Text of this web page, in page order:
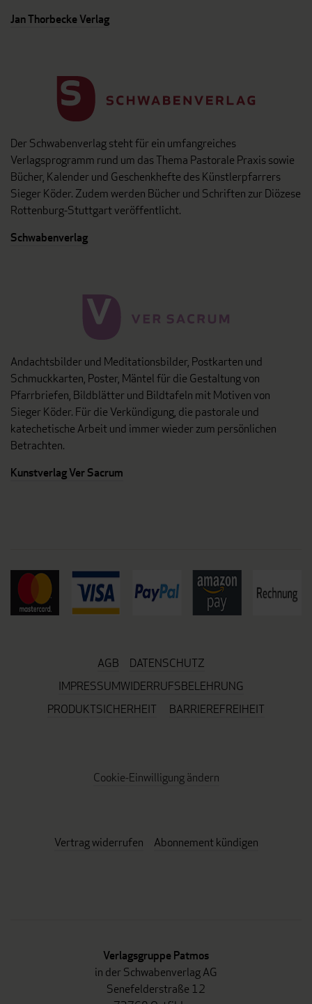
Jan Thorbecke Verlag
Der Schwabenverlag steht für ein umfangreiches
Verlagsprogramm rund um das Thema Pastorale Praxis sowie
Bücher, Kalender und Geschenkhefte des Künstlerpfarrers
Sieger Köder. Zudem werden Bücher und Schriften zur Diözese
Rottenburg-Stuttgart veröffentlicht.
Schwabenverlag
Andachtsbilder und Meditationsbilder, Postkarten und
Schmuckkarten, Poster, Mäntel für die Gestaltung von
Pfarrbriefen, Bildblätter und Bildtafeln mit Motiven von
Sieger Köder. Für die Verkündigung, die pastorale und
katechetische Arbeit und immer wieder zum persönlichen
Betrachten.
Kunstverlag Ver Sacrum
AGB
DATENSCHUTZ
IMPRESSUMWIDERRUFSBELEHRUNG
PRODUKTSICHERHEIT
BARRIEREFREIHEIT
Cookie-Einwilligung ändern
Vertrag widerrufen Abonnement kündigen
Verlagsgruppe Patmos
in der Schwabenverlag AG
Senefelderstraße 12